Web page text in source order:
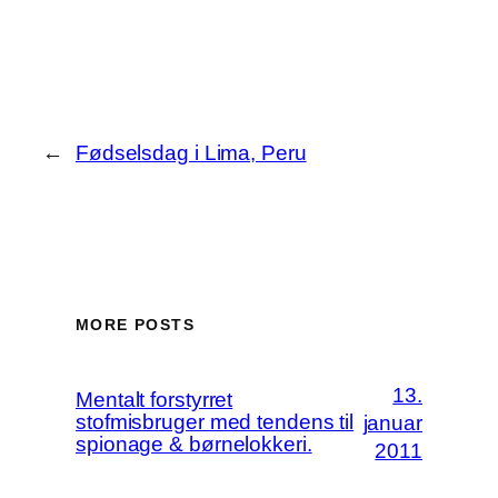
← Fødselsdag i Lima, Peru
MORE POSTS
Mentalt forstyrret
stofmisbruger med tendens til
spionage & børnelokkeri.
13.
januar
2011